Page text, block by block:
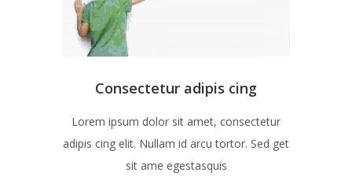
Consectetur adipis cing
Lorem ipsum dolor sit amet, consectetur
adipis cing elit. Nullam id arcu tortor. Sed get
sit ame egestasquis